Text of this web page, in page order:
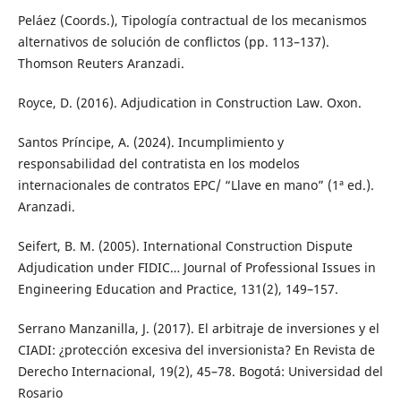
Peláez (Coords.), Tipología contractual de los mecanismos
alternativos de solución de conflictos (pp. 113–137).
Thomson Reuters Aranzadi.
Royce, D. (2016). Adjudication in Construction Law. Oxon.
Santos Príncipe, A. (2024). Incumplimiento y
responsabilidad del contratista en los modelos
internacionales de contratos EPC/ “Llave en mano” (1ª ed.).
Aranzadi.
Seifert, B. M. (2005). International Construction Dispute
Adjudication under FIDIC… Journal of Professional Issues in
Engineering Education and Practice, 131(2), 149–157.
Serrano Manzanilla, J. (2017). El arbitraje de inversiones y el
CIADI: ¿protección excesiva del inversionista? En Revista de
Derecho Internacional, 19(2), 45–78. Bogotá: Universidad del
Rosario